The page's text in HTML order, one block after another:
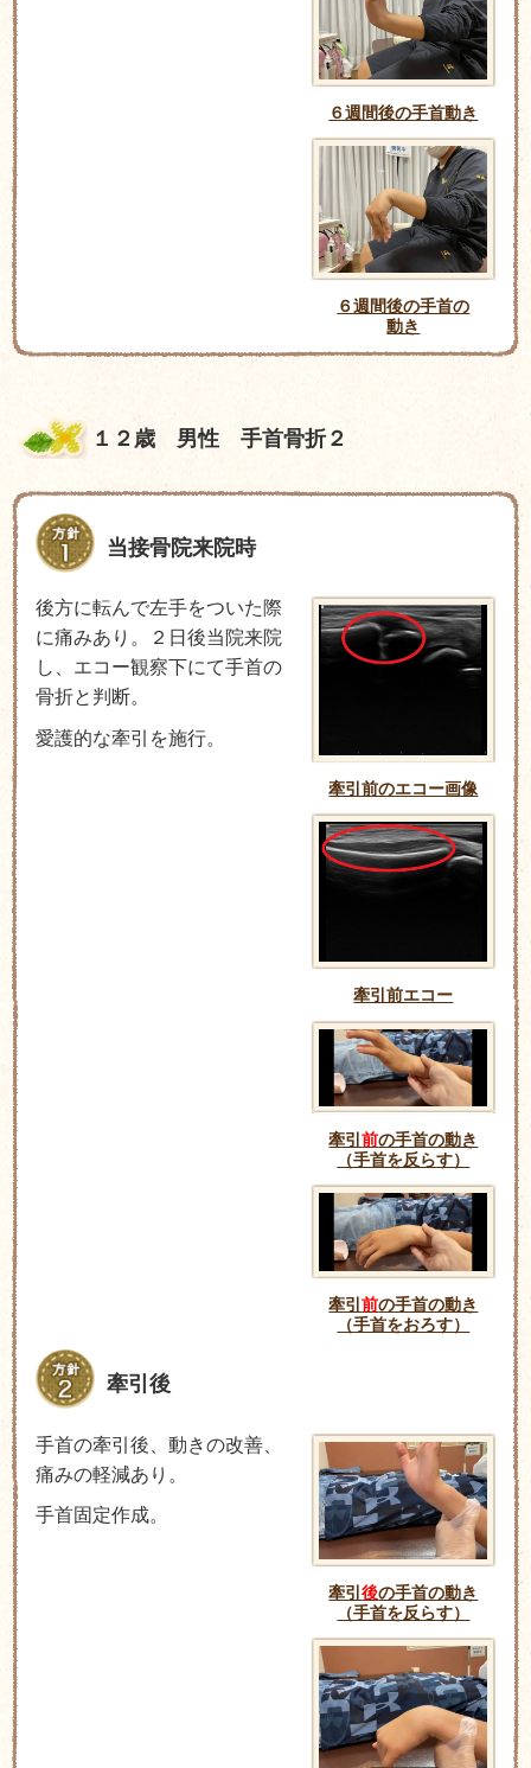
６週間後の手首動き
６週間後の手首の
動き
１２歳 男性 手首骨折２
当接骨院来院時
牽引前のエコー画像
牽引前エコー
牽引前の手首の動き
（手首を反らす）
牽引前の手首の動き
（手首をおろす）
後方に転んで左手をついた際
に痛みあり。２日後当院来院
し、エコー観察下にて手首の
骨折と判断。
愛護的な牽引を施行。
牽引後
牽引後の手首の動き
（手首を反らす）
手首の牽引後、動きの改善、
痛みの軽減あり。
手首固定作成。